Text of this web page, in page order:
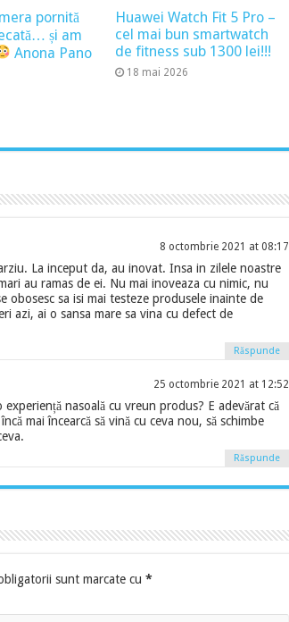
pornită
și am
Anona Pano
Huawei Watch Fit 5 Pro –
cel mai bun smartwatch
de fitness sub 1300 lei!!!
18 mai 2026
8 octombrie 2021 at 08:17
La inceput da, au inovat. Insa in zilele noastre
au ramas de ei. Nu mai inoveaza cu nimic, nu
obosesc sa isi mai testeze produsele inainte de
azi, ai o sansa mare sa vina cu defect de
Răspunde
25 octombrie 2021 at 12:52
experiență nasoală cu vreun produs? E adevărat că
mai încearcă să vină cu ceva nou, să schimbe
Răspunde
sunt marcate cu *